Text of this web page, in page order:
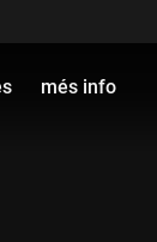
més info